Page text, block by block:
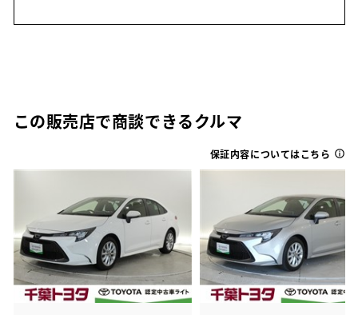
この販売店で商談できるクルマ
保証内容についてはこちら